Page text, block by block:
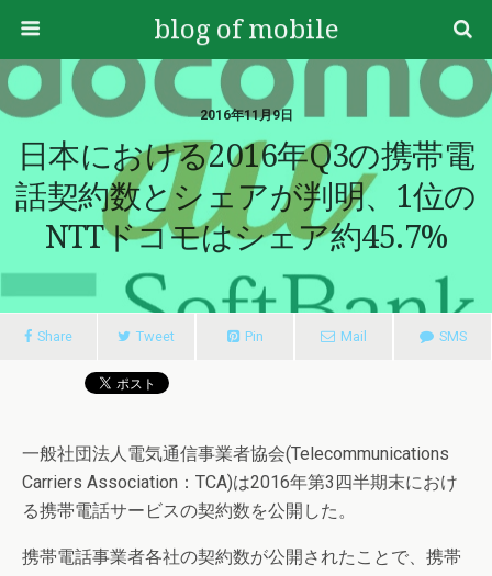
blog of mobile
2016年11月9日
日本における2016年Q3の携帯電
話契約数とシェアが判明、1位の
NTTドコモはシェア約45.7%
Share Tweet Pin Mail SMS
一般社団法人電気通信事業者協会(Telecommunications
Carriers Association：TCA)は2016年第3四半期末におけ
る携帯電話サービスの契約数を公開した。
携帯電話事業者各社の契約数が公開されたことで、携帯